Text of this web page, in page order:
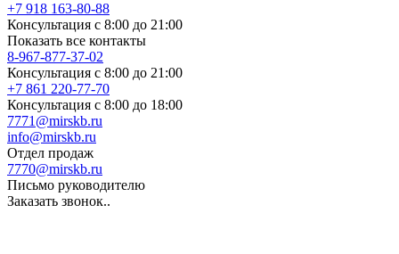
+7 918 163-80-88
Консультация с 8:00 до 21:00
Показать все контакты
8-967-877-37-02
Консультация с 8:00 до 21:00
+7 861 220-77-70
Консультация с 8:00 до 18:00
7771@mirskb.ru
info@mirskb.ru
Отдел продаж
7770@mirskb.ru
Письмо руководителю
Заказать звонок..